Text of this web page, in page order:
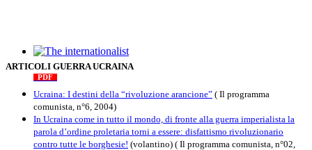
The internationalist
PDF
ARTICOLI GUERRA UCRAINA
Ucraina: I destini della “rivoluzione arancione” ( Il programma
comunista, n°6, 2004)
In Ucraina come in tutto il mondo, di fronte alla guerra imperialista la
parola d’ordine proletaria torni a essere: disfattismo rivoluzionario
contro tutte le borghesie! (volantino) ( Il programma comunista, n°02,